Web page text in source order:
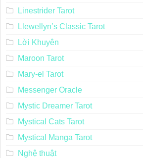
Linestrider Tarot
Llewellyn’s Classic Tarot
Lời Khuyên
Maroon Tarot
Mary-el Tarot
Messenger Oracle
Mystic Dreamer Tarot
Mystical Cats Tarot
Mystical Manga Tarot
Nghệ thuật